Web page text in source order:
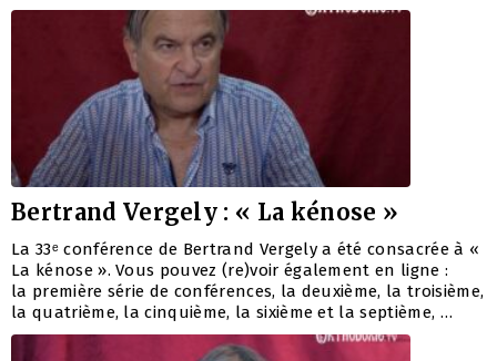
Bertrand Vergely : « La kénose »
La 33ᵉ conférence de Bertrand Vergely a été consacrée à «
La kénose ». Vous pouvez (re)voir également en ligne :
la première série de conférences, la deuxième, la troisième,
la quatrième, la cinquième, la sixième et la septième, …